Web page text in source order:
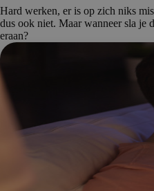
Hard werken, er is op zich niks
dus ook niet. Maar wanneer sla je
eraan?